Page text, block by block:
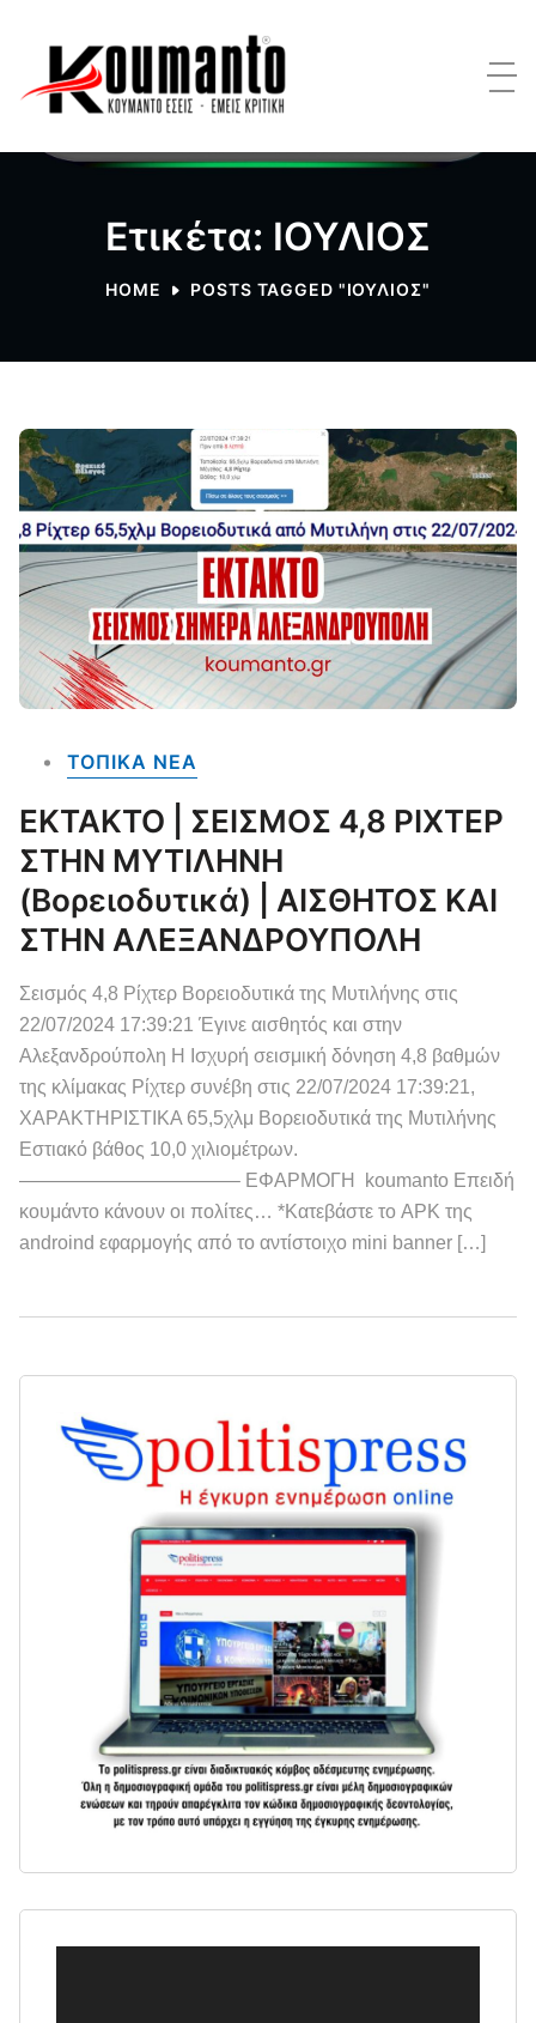
Ετικέτα: ΙΟΥΛΙΟΣ
HOME POSTS TAGGED "ΙΟΥΛΙΟΣ"
ΤΟΠΙΚΑ NEA
ΕΚΤΑΚΤΟ | ΣΕΙΣΜΟΣ 4,8 ΡΙΧΤΕΡ
ΣΤΗΝ ΜΥΤΙΛΗΝΗ
(βορειοδυτικά) | ΑΙΣΘΗΤΟΣ ΚΑΙ
ΣΤΗΝ ΑΛΕΞΑΝΔΡΟΥΠΟΛΗ
Σεισμός 4,8 Ρίχτερ Βορειοδυτικά της Μυτιλήνης στις
22/07/2024 17:39:21 Έγινε αισθητός και στην
Αλεξανδρούπολη Η Ισχυρή σεισμική δόνηση 4,8 βαθμών
της κλίμακας Ρίχτερ συνέβη στις 22/07/2024 17:39:21,
ΧΑΡΑΚΤΗΡΙΣΤΙΚΑ 65,5χλμ Βορειοδυτικά της Μυτιλήνης
Εστιακό βάθος 10,0 χιλιομέτρων.
———————————– ΕΦΑΡΜΟΓΗ koumanto Επειδή
κουμάντο κάνουν οι πολίτες… *Κατεβάστε το APK της
androind εφαρμογής από το αντίστοιχο mini banner […]